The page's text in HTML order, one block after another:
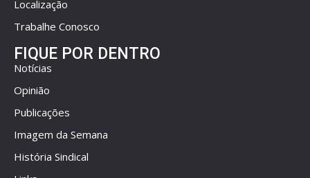
Localização
Trabalhe Conosco
FIQUE POR DENTRO
Notícias
Opinião
Publicações
Imagem da Semana
História Sindical